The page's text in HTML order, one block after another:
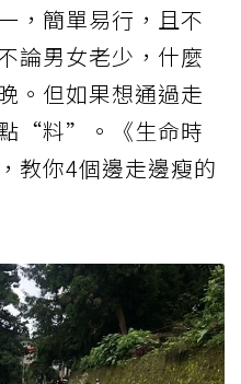
，簡單易行，且不
論男女老少，什麼
。但如果想通過走
點“料”。《生命時
教你4個邊走邊瘦的